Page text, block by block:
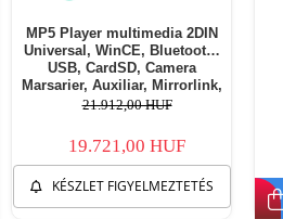
MP5 Player multimedia 2DIN
Universal, WinCE, Bluetooth,
USB, CardSD, Camera
Marsarier, Auxiliar, Mirrorlink,
Touchscreen, - AD-BGP7010b
21.912,00 HUF
19.721,00 HUF
KÉSZLET FIGYELMEZTETÉS